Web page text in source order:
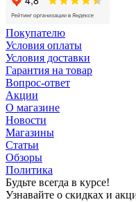
Покупателю
Условия оплаты
Условия доставки
Гарантия на товар
Вопрос-ответ
Акции
О магазине
Новости
Магазины
Статьи
Обзоры
Политика
Будьте всегда в курсе!
Узнавайте о скидках и